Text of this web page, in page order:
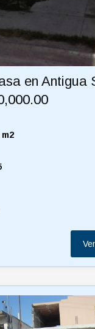
en Antigua
m2